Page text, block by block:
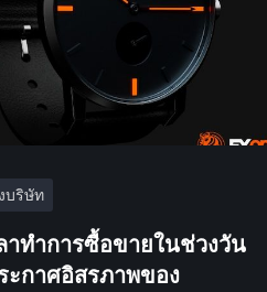
บริษัท
าทำการซื้อขายในช่วงวัน
ะกาศอิสรภาพของ